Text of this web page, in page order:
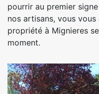
pourrir au premier
nos artisans, vous
propriété à Mignieres
moment.